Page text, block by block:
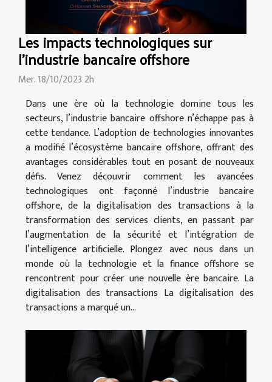
Les impacts technologiques sur
l'industrie bancaire offshore
Mer. 18/10/2023 2h
Dans une ère où la technologie domine tous les
secteurs, l’industrie bancaire offshore n’échappe pas à
cette tendance. L’adoption de technologies innovantes
a modifié l’écosystème bancaire offshore, offrant des
avantages considérables tout en posant de nouveaux
défis. Venez découvrir comment les avancées
technologiques ont façonné l’industrie bancaire
offshore, de la digitalisation des transactions à la
transformation des services clients, en passant par
l’augmentation de la sécurité et l’intégration de
l’intelligence artificielle. Plongez avec nous dans un
monde où la technologie et la finance offshore se
rencontrent pour créer une nouvelle ère bancaire. La
digitalisation des transactions La digitalisation des
transactions a marqué un...